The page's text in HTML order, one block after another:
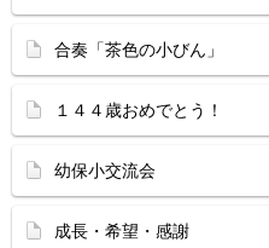
合奏「茶色の小びん」
１４４歳おめでとう！
幼保小交流会
成長・希望・感謝